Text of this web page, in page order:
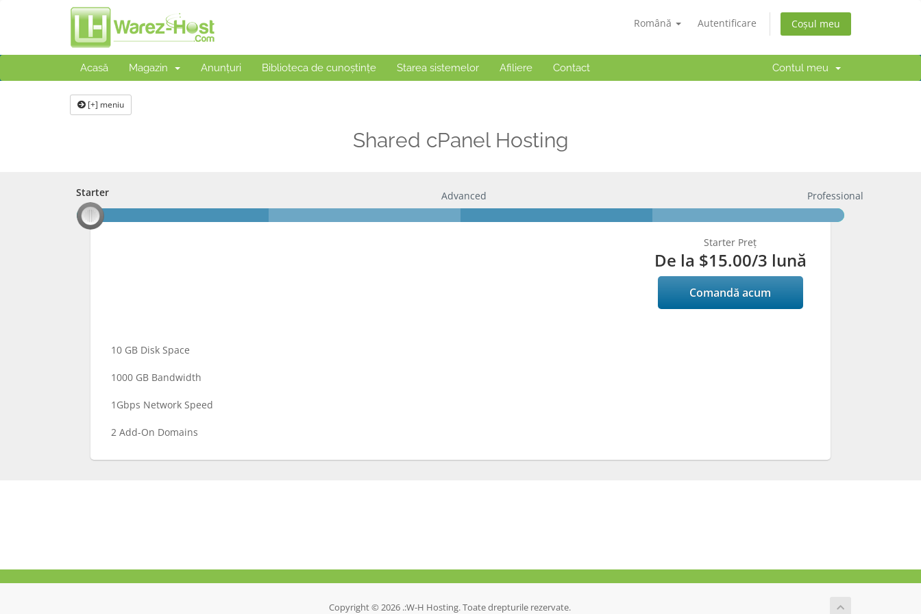
Română Autentificare Coșul meu
Acasă Magazin Anunțuri Biblioteca de cunoștințe Starea sistemelor Afiliere Contact Contul meu
[+] meniu
Shared cPanel Hosting
Starter
Starter Advanced Professional
Starter Preț
De la $15.00/3 lună
Comandă acum
10 GB Disk Space
1000 GB Bandwidth
1Gbps Network Speed
2 Add-On Domains
Copyright © 2026 .:W-H Hosting. Toate drepturile rezervate.